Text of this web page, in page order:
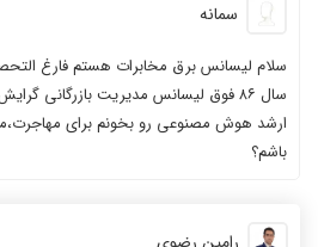
سمانه
سلام لیسانس برق مخابرات هستم فارغ
سال ۸۶ فوق لیسانس مدیریت بازرگانی
ارشد هوش مصنوعی رو بخونم برای
باشم؟